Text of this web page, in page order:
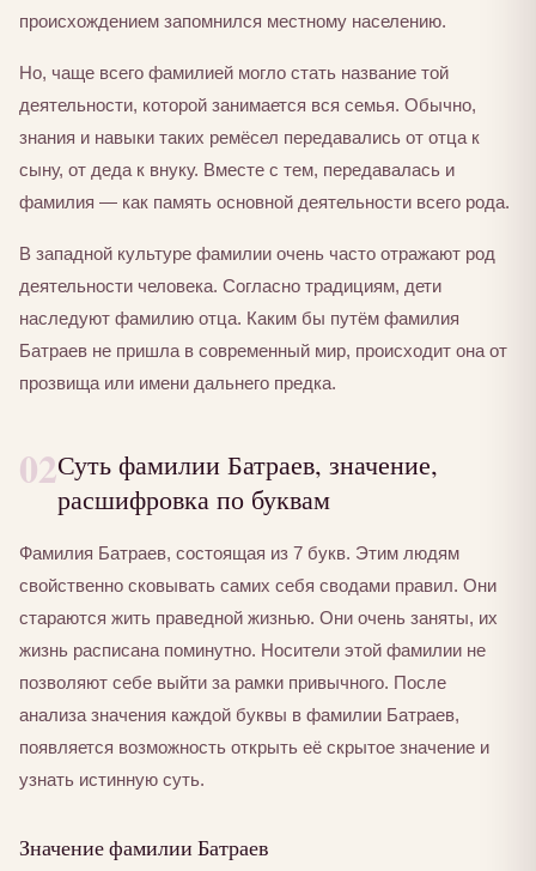
происхождением запомнился местному населению.
Но, чаще всего фамилией могло стать название той
деятельности, которой занимается вся семья. Обычно,
знания и навыки таких ремёсел передавались от отца к
сыну, от деда к внуку. Вместе с тем, передавалась и
фамилия — как память основной деятельности всего рода.
В западной культуре фамилии очень часто отражают род
деятельности человека. Согласно традициям, дети
наследуют фамилию отца. Каким бы путём фамилия
Батраев не пришла в современный мир, происходит она от
прозвища или имени дальнего предка.
02Суть фамилии Батраев, значение,
расшифровка по буквам
Фамилия Батраев, состоящая из 7 букв. Этим людям
свойственно сковывать самих себя сводами правил. Они
стараются жить праведной жизнью. Они очень заняты, их
жизнь расписана поминутно. Носители этой фамилии не
позволяют себе выйти за рамки привычного. После
анализа значения каждой буквы в фамилии Батраев,
появляется возможность открыть её скрытое значение и
узнать истинную суть.
Значение фамилии Батраев